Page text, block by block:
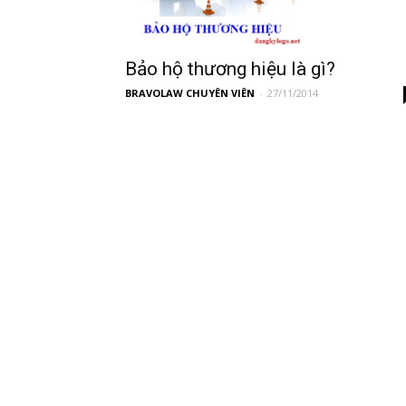
Bảo hộ thương hiệu là gì?
BRAVOLAW CHUYÊN VIÊN - 27/11/2014